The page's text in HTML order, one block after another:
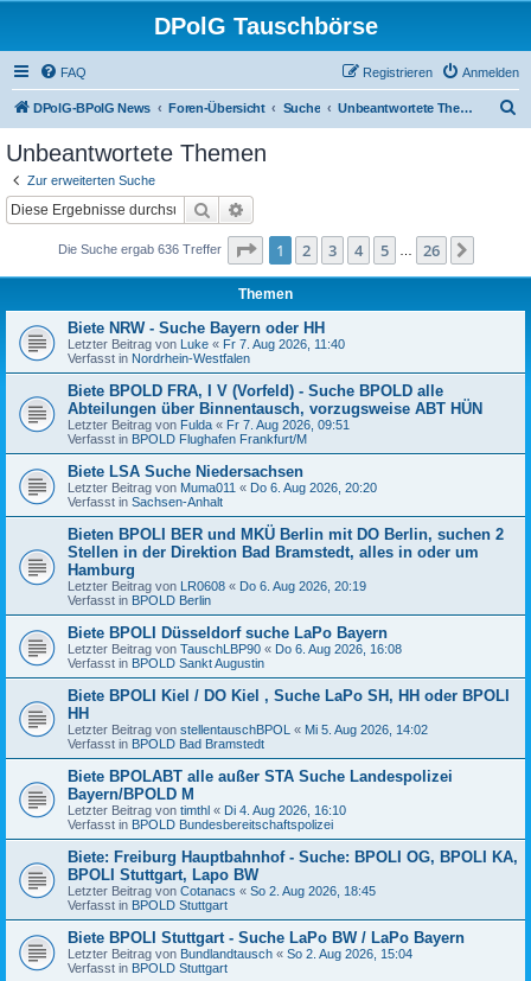
DPolG Tauschbörse
FAQ Anmelden
Registrieren
DPolG-BPolG News Foren-Übersicht Suche Unbeantwortete Themen
Unbeantwortete Themen
Zur erweiterten Suche
Suche
Die Suche ergab 636 Treffer Seite 1von 26
1 2 3 4 5 26
Themen
Biete NRW - Suche Bayern oder HH
Letzter Beitrag von Luke « Fr 7. Aug 2026, 11:40
Verfasst in Nordrhein-Westfalen
Biete BPOLD FRA, I V (Vorfeld) - Suche BPOLD alle
Abteilungen über Binnentausch, vorzugsweise ABT HÜN
Letzter Beitrag von Fulda « Fr 7. Aug 2026, 09:51
Verfasst in BPOLD Flughafen Frankfurt/M
Biete LSA Suche Niedersachsen
Letzter Beitrag von Muma011 « Do 6. Aug 2026, 20:20
Verfasst in Sachsen-Anhalt
Bieten BPOLI BER und MKÜ Berlin mit DO Berlin, suchen 2
Stellen in der Direktion Bad Bramstedt, alles in oder um
Hamburg
Letzter Beitrag von LR0608 « Do 6. Aug 2026, 20:19
Verfasst in BPOLD Berlin
Biete BPOLI Düsseldorf suche LaPo Bayern
Letzter Beitrag von TauschLBP90 « Do 6. Aug 2026, 16:08
Verfasst in BPOLD Sankt Augustin
Biete BPOLI Kiel / DO Kiel , Suche LaPo SH, HH oder BPOLI
HH
Letzter Beitrag von stellentauschBPOL « Mi 5. Aug 2026, 14:02
Verfasst in BPOLD Bad Bramstedt
Biete BPOLABT alle außer STA Suche Landespolizei
Bayern/BPOLD M
Letzter Beitrag von timthl « Di 4. Aug 2026, 16:10
Verfasst in BPOLD Bundesbereitschaftspolizei
Biete: Freiburg Hauptbahnhof - Suche: BPOLI OG, BPOLI KA,
BPOLI Stuttgart, Lapo BW
Letzter Beitrag von Cotanacs « So 2. Aug 2026, 18:45
Verfasst in BPOLD Stuttgart
Biete BPOLI Stuttgart - Suche LaPo BW / LaPo Bayern
Letzter Beitrag von Bundlandtausch « So 2. Aug 2026, 15:04
Verfasst in BPOLD Stuttgart